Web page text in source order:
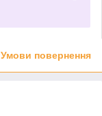
Умови повернення